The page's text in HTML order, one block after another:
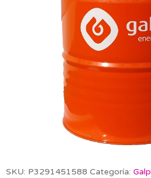
SKU: P3291451588 Categoría: Galp